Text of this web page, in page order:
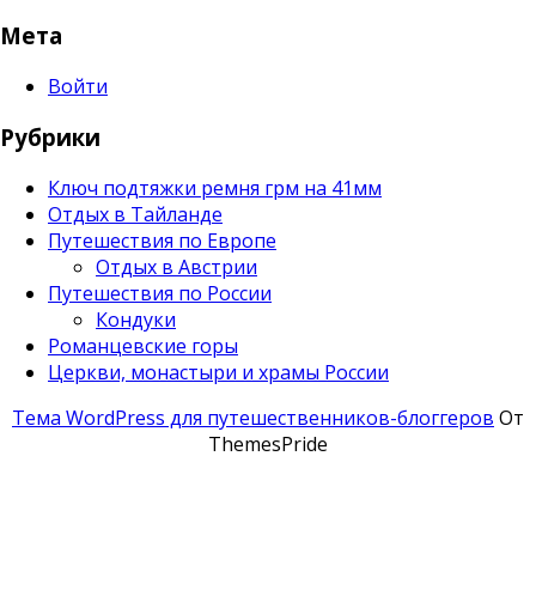
Мета
Войти
Рубрики
Ключ подтяжки ремня грм на 41мм
Отдых в Тайланде
Путешествия по Европе
Отдых в Австрии
Путешествия по России
Кондуки
Романцевские горы
Церкви, монастыри и храмы России
Тема WordPress для путешественников-блоггеров От
ThemesPride